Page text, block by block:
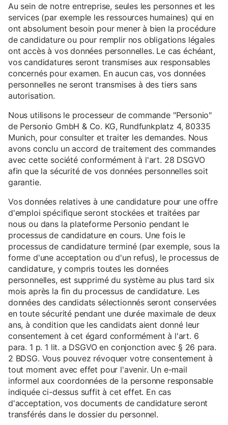
Au sein de notre entreprise, seules les personnes et les
services (par exemple les ressources humaines) qui en
ont absolument besoin pour mener à bien la procédure
de candidature ou pour remplir nos obligations légales
ont accès à vos données personnelles. Le cas échéant,
vos candidatures seront transmises aux responsables
concernés pour examen. En aucun cas, vos données
personnelles ne seront transmises à des tiers sans
autorisation.
Nous utilisons le processeur de commande "Personio"
de Personio GmbH & Co. KG, Rundfunkplatz 4, 80335
Munich, pour consulter et traiter les demandes. Nous
avons conclu un accord de traitement des commandes
avec cette société conformément à l'art. 28 DSGVO
afin que la sécurité de vos données personnelles soit
garantie.
Vos données relatives à une candidature pour une offre
d'emploi spécifique seront stockées et traitées par
nous ou dans la plateforme Personio pendant le
processus de candidature en cours. Une fois le
processus de candidature terminé (par exemple, sous la
forme d'une acceptation ou d'un refus), le processus de
candidature, y compris toutes les données
personnelles, est supprimé du système au plus tard six
mois après la fin du processus de candidature. Les
données des candidats sélectionnés seront conservées
en toute sécurité pendant une durée maximale de deux
ans, à condition que les candidats aient donné leur
consentement à cet égard conformément à l'art. 6
para. 1 p. 1 lit. a DSGVO en conjonction avec § 26 para.
2 BDSG. Vous pouvez révoquer votre consentement à
tout moment avec effet pour l'avenir. Un e-mail
informel aux coordonnées de la personne responsable
indiquée ci-dessus suffit à cet effet. En cas
d'acceptation, vos documents de candidature seront
transférés dans le dossier du personnel.